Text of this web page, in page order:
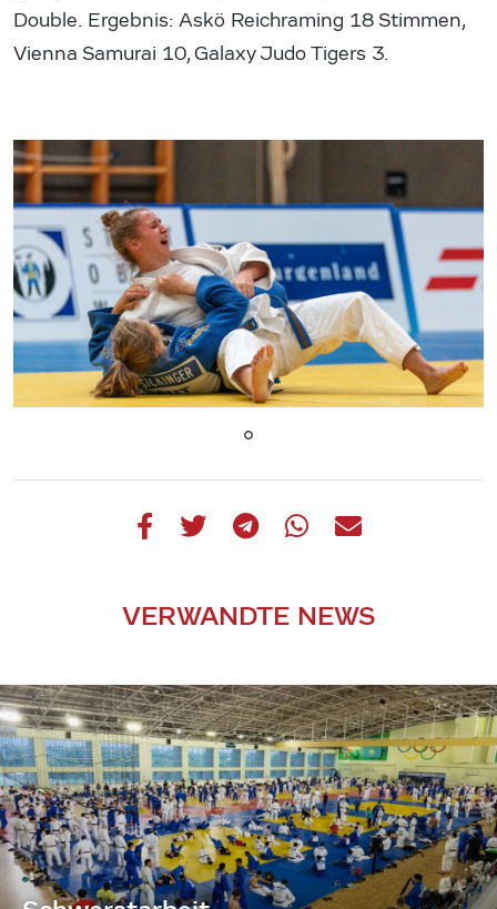
Double. Ergebnis: Askö Reichraming 18 Stimmen,
Vienna Samurai 10, Galaxy Judo Tigers 3.
VERWANDTE NEWS